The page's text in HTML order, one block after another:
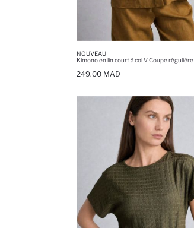
NOUVEAU
Kimono en lin court à col V Coupe régulière
249.00 MAD